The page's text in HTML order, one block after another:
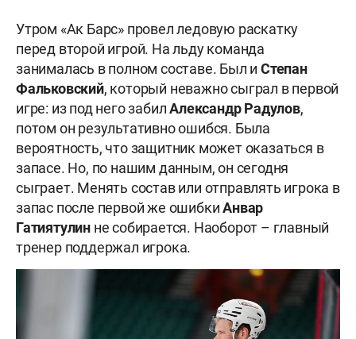
Утром «Ак Барс» провел ледовую раскатку
перед второй игрой. На льду команда
занималась в полном составе. Был и Степан
Фальковский, который неважно сыграл в первой
игре: из под него забилАлександр Радулов,
потом он результативно ошибся. Была
вероятность, что защитник может оказаться в
запасе. Но, по нашим данным, он сегодня
сыграет. Менять состав или отправлять игрока в
запас после первой же ошибкиАнвар
Гатиятулин не собирается. Наоборот – главный
тренер поддержал игрока.